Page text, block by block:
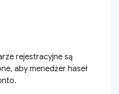
rejestracyjne są
aby menedżer haseł